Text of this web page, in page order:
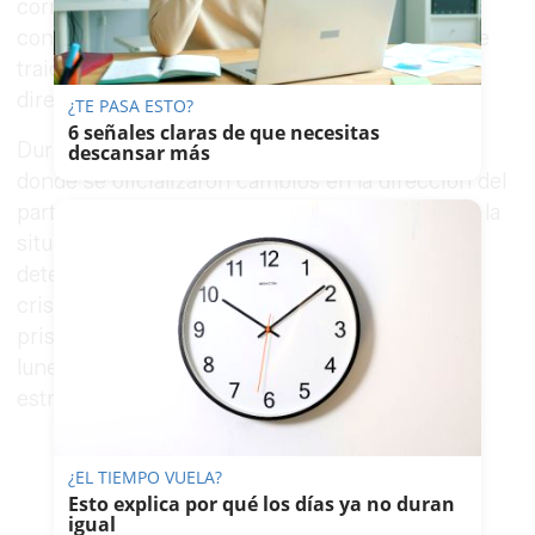
corrupción. Sánchez ha reconocido haber
confiado en ambos dirigentes y admitió sentirse
traicionado, aunque sin mencionarlos de forma
directa.
Durante su intervención en el
donde se oficializaron cambios en la dirección del
partido y se presentaron medidas para afrontar la
situación, Sánchez ha manifestado su
determinación para enfrentar la adversidad. La
crisis se ha visto agravada tras la entrada en
prisión preventiva de Santos Cerdán el pasado
lunes, un hecho que ha tensionado aún más la
estructura interna del PSOE.
¿TE PASA ESTO?
6 señales claras de que necesitas
descansar más
¿EL TIEMPO VUELA?
Esto explica por qué los días ya no duran
igual